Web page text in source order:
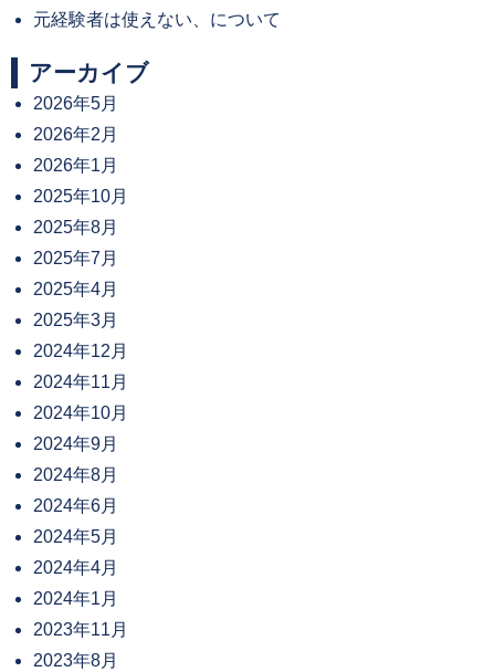
元経験者は使えない、について
アーカイブ
2026年5月
2026年2月
2026年1月
2025年10月
2025年8月
2025年7月
2025年4月
2025年3月
2024年12月
2024年11月
2024年10月
2024年9月
2024年8月
2024年6月
2024年5月
2024年4月
2024年1月
2023年11月
2023年8月